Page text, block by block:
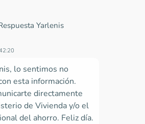
Yarlenis
lo sentimos no
esta información.
directamente
de Vivienda y/o el
del ahorro. Feliz día.